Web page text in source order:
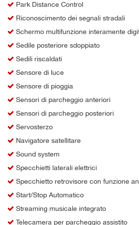
Park Distance Control
Riconoscimento dei segnali stradali
Schermo multifunzione interamente
Sedile posteriore sdoppiato
Sedili riscaldati
Sensore di luce
Sensore di pioggia
Sensori di parcheggio anteriori
Sensori di parcheggio posteriori
Servosterzo
Navigatore satellitare
Sound system
Specchietti laterali elettrici
Specchietto retrovisore con funzione
Start/Stop Automatico
Streaming musicale integrato
Telecamera per parcheggio assistito